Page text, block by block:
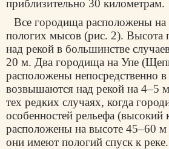
приблизительно 30 километрам.
Все городища расположены на
пологих мысов (рис. 2). Высота
над рекой в большинстве
20 м. Два городища на Упе
расположены непосредственно
возвышаются над рекой на 4–5
тех редких случаях, когда
особенностей рельефа (высокий
расположены на высоте 45–60
они имеют пологий спуск к реке.